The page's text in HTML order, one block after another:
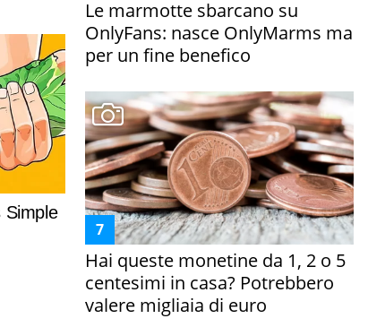
Le marmotte sbarcano su
OnlyFans: nasce OnlyMarms ma
per un fine benefico
Hai queste monetine da 1, 2 o 5
centesimi in casa? Potrebbero
valere migliaia di euro